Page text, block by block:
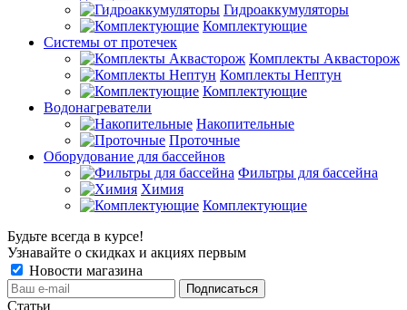
Гидроаккумуляторы
Комплектующие
Системы от протечек
Комплекты Аквасторож
Комплекты Нептун
Комплектующие
Водонагреватели
Накопительные
Проточные
Оборудование для бассейнов
Фильтры для бассейна
Химия
Комплектующие
Будьте всегда в курсе!
Узнавайте о скидках и акциях первым
Новости магазина
Статьи